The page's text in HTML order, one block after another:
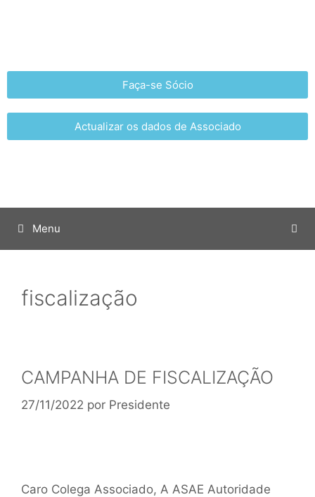
Faça-se Sócio
Actualizar os dados de Associado
Menu
fiscalização
CAMPANHA DE FISCALIZAÇÃO
27/11/2022 por Presidente
Caro Colega Associado, A ASAE Autoridade